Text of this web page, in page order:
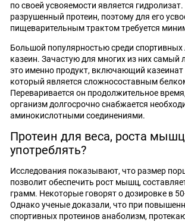
по своей усвояемости является
разрушенный протеин, поэтому для его
пищеварительным трактом требуется
Большой популярностью среди спортивных
казеин. Зачастую для многих из них самый
это именно продукт, включающий казеинат
который является сложносоставным
Переваривается он продолжительное
организм долгосрочно снабжается
аминокислотными соединениями.
Протеин для веса, роста
употреблять?
Исследования показывают, что размер
позволит обеспечить рост мышц,
грамм. Некоторые говорят о дозировке в
Однако ученые доказали, что при
спортивных протеинов анаболизм,